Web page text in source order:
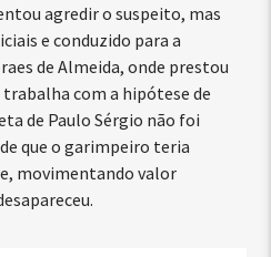
agredir o suspeito, mas
e conduzido para a
de Almeida, onde prestou
com a hipótese de
de Paulo Sérgio não foi
que o garimpeiro teria
movimentando valor